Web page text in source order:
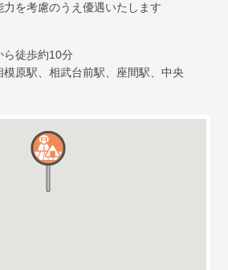
を考慮のうえ優遇いたします
ら徒歩約10分
模原駅、相武台前駅、座間駅、中央